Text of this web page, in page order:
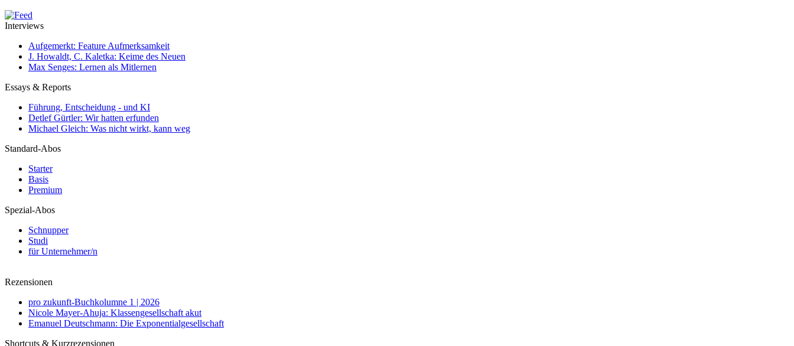
Interviews
Aufgemerkt: Feature Aufmerksamkeit
J. Howaldt, C. Kaletka: Keime des Neuen
Max Senges: Lernen als Mitlernen
Essays & Reports
Führung, Entscheidung - und KI
Detlef Gürtler: Wir hatten erfunden
Michael Gleich: Was nicht wirkt, kann weg
Standard-Abos
Starter
Basis
Premium
Spezial-Abos
Schnupper
Studi
für Unternehmer/n
Rezensionen
pro zukunft-Buchkolumne 1 | 2026
Nicole Mayer-Ahuja: Klassengesellschaft akut
Emanuel Deutschmann: Die Exponentialgesellschaft
Shortcuts & Kurzrezensionen